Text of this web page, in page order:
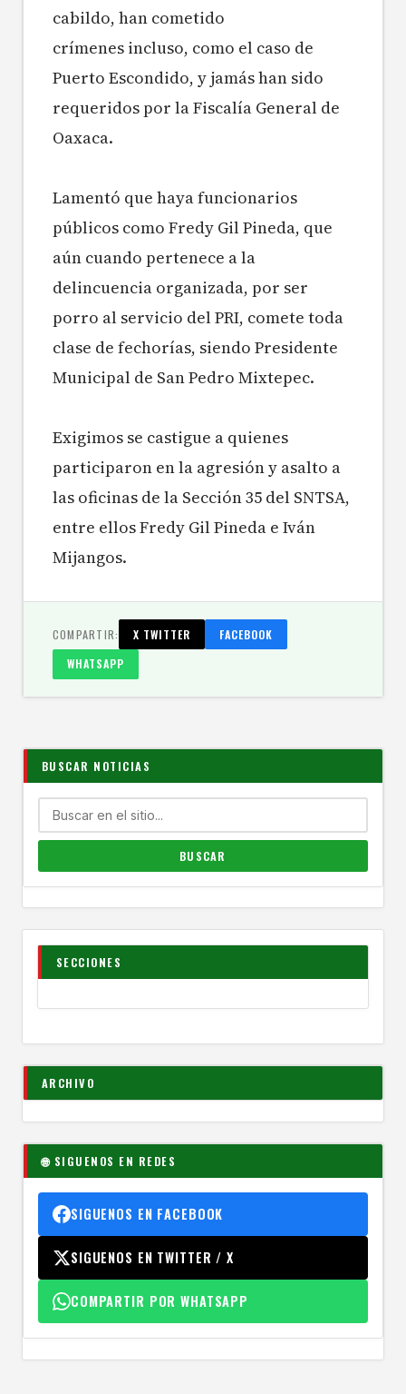
cabildo, han cometido
crímenes incluso, como el caso de
Puerto Escondido, y jamás han sido
requeridos por la Fiscalía General de
Oaxaca.
Lamentó que haya funcionarios
públicos como Fredy Gil Pineda, que
aún cuando pertenece a la
delincuencia organizada, por ser
porro al servicio del PRI, comete toda
clase de fechorías, siendo Presidente
Municipal de San Pedro Mixtepec.
Exigimos se castigue a quienes
participaron en la agresión y asalto a
las oficinas de la Sección 35 del SNTSA,
entre ellos Fredy Gil Pineda e Iván
Mijangos.
COMPARTIR: X TWITTER
FACEBOOK
WHATSAPP
BUSCAR NOTICIAS
SECCIONES
ARCHIVO
🌐 SIGUENOS EN REDES
SIGUENOS EN FACEBOOK
SIGUENOS EN TWITTER / X
COMPARTIR POR WHATSAPP